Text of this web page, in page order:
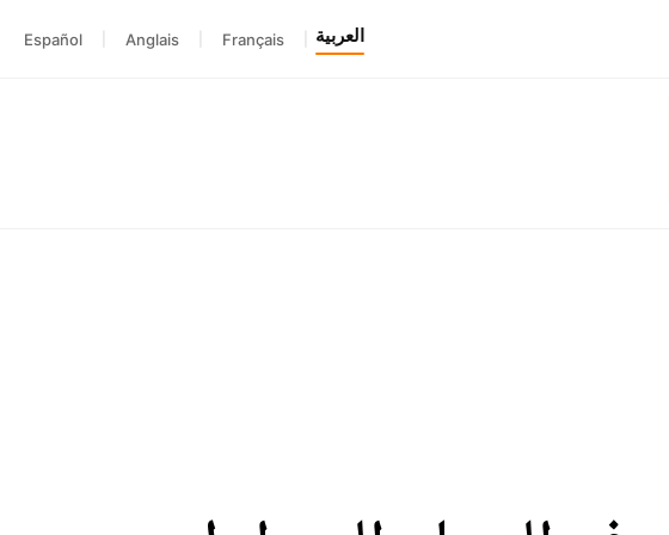
العربية Français
Anglais
Español